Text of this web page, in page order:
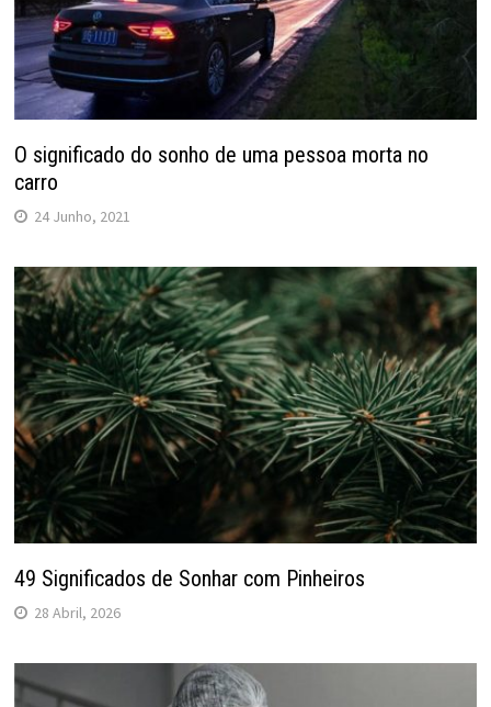
O significado do sonho de uma pessoa morta no
carro
24 Junho, 2021
49 Significados de Sonhar com Pinheiros
28 Abril, 2026